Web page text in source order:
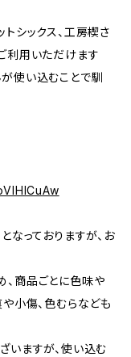
シックス、工房楔さ
利用いただけます
使い込むことで馴
なっておりますが、お
商品ごとに色味や
小傷、色むらなども
いますが、使い込む